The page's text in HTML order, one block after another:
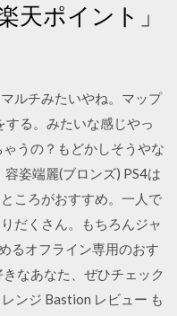
天ポイント」
ルチみたいやね。マップ
する。みたいな感じやっ
うの？もどかしそうやな
容姿端麗(ブロンズ) PS4は
ころがおすすめ。一人で
だくさん。もちろんジャ
るオフライン専用のおす
なあなた、ぜひチェック
ンジ Bastion レビュー も